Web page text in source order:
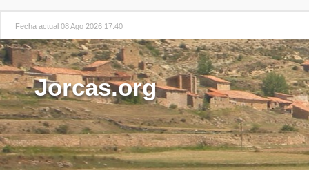
Fecha actual 08 Ago 2026 17:40
Jorcas.org